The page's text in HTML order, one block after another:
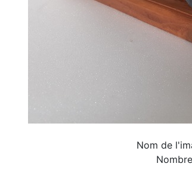
Nom de